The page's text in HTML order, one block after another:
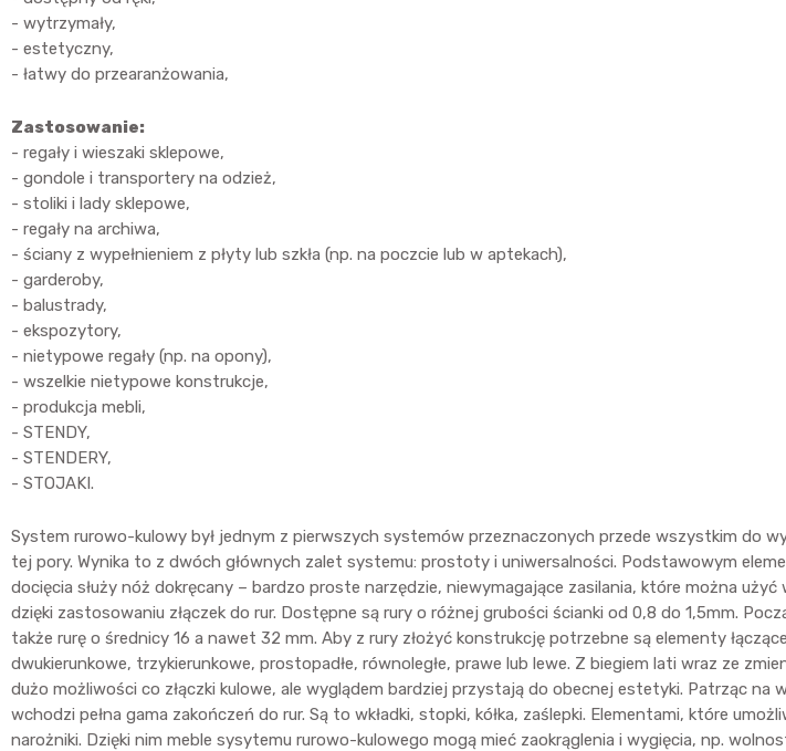
- wytrzymały,
- estetyczny,
- łatwy do przearanżowania,
Zastosowanie:
- regały i wieszaki sklepowe,
- gondole i transportery na odzież,
- stoliki i lady sklepowe,
- regały na archiwa,
- ściany z wypełnieniem z płyty lub szkła (np. na poczcie lub w aptekach),
- garderoby,
- balustrady,
- ekspozytory,
- nietypowe regały (np. na opony),
- wszelkie nietypowe konstrukcje,
- produkcja mebli,
- STENDY,
- STENDERY,
- STOJAKI.
System rurowo-kulowy był jednym z pierwszych systemów przeznaczonych przede wszystkim do
tej pory. Wynika to z dwóch głównych zalet systemu: prostoty i uniwersalności. Podstawowym
docięcia służy nóż dokręcany – bardzo proste narzędzie, niewymagające zasilania, które można
dzięki zastosowaniu złączek do rur. Dostępne są rury o różnej grubości ścianki od 0,8 do 1,5mm.
także rurę o średnicy 16 a nawet 32 mm. Aby z rury złożyć konstrukcję potrzebne są elementy
dwukierunkowe, trzykierunkowe, prostopadłe, równoległe, prawe lub lewe. Z biegiem lati wraz ze
dużo możliwości co złączki kulowe, ale wyglądem bardziej przystają do obecnej estetyki. Patrząc na
wchodzi pełna gama zakończeń do rur. Są to wkładki, stopki, kółka, zaślepki. Elementami, które
narożniki. Dzięki nim meble sysytemu rurowo-kulowego mogą mieć zaokrąglenia i wygięcia, np.